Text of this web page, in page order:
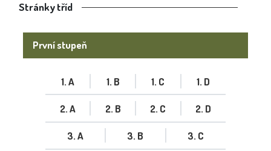
Stránky tříd
První stupeň
1. A 1. B 1. C 1. D
2. A 2. B 2. C 2. D
3. A 3. B 3. C